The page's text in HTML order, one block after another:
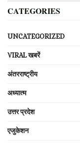
CATEGORIES
UNCATEGORIZED
VIRAL खबरें
अंतरराष्ट्रीय
अध्यात्म
उत्तर प्रदेश
एजुकेशन